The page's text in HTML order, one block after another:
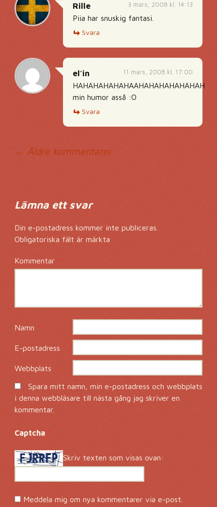
3 mars, 2008 kl. 14:13
Rille
Piia har snuskig fantasi.
Svara
11 mars, 2008 kl. 17:00
el'in
HAHAHAHAHAHAAHAHAHAHAHAHAH
min humor asså :O
Svara
← Äldre kommentarer
Lämna ett svar
Din e-postadress kommer inte publiceras.
Obligatoriska fält är märkta *
Kommentar*
Namn*
E-postadress*
Webbplats
Spara mitt namn, min e-postadress och webbplats
i denna webbläsare till nästa gång jag skriver en
kommentar.
Captcha *
Skriv texten som visas ovan:
Meddela mig om nya kommentarer via e-post.